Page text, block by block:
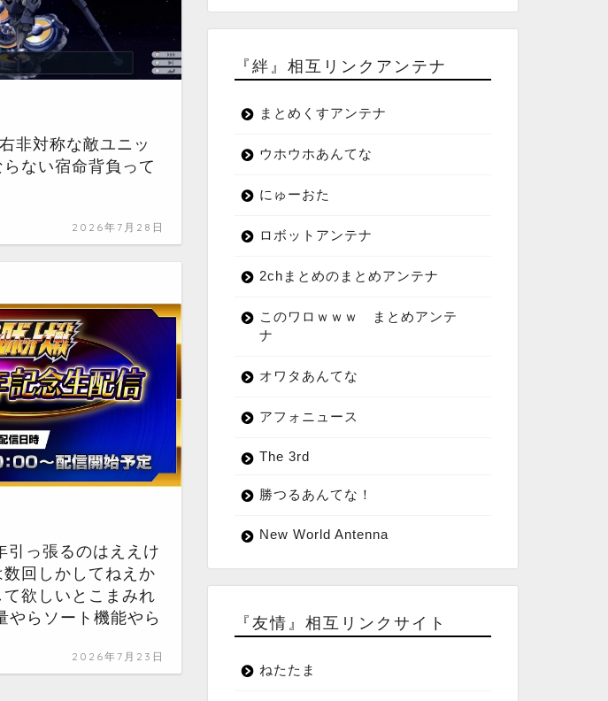
非対称な敵ユニッ
らない宿命背負って
2026年7月28日
引っ張るのはええけ
回しかしてねえか
欲しいとこまみれ
やらソート機能やら
2026年7月23日
『絆』相互リンクアンテナ
まとめくすアンテナ
ウホウホあんてな
にゅーおた
ロボットアンテナ
2chまとめのまとめアンテナ
このワロｗｗｗ まとめアンテ
ナ
オワタあんてな
アフォニュース
The 3rd
勝つるあんてな！
New World Antenna
『友情』相互リンクサイト
ねたたま